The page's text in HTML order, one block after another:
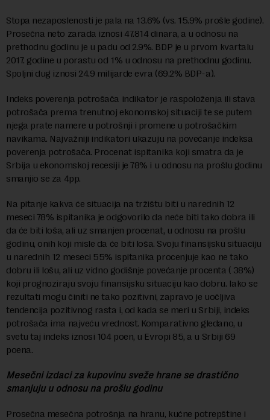
Stopa nezaposlenosti je pala na 13.6% (vs. 15.9% prošle godine).
Prosečna neto zarada iznosi 47.814 dinara, a u odnosu na
prethodnu godinu je u padu od 2.9%. BDP je u prvom kvartalu
2017. godine u porastu od 1% u odnosu na prethodnu godinu.
Spoljni dug iznosi 24.9 milijarde evra (69.2% BDP-a).
Indeks poverenja potrošača indikator je raspoloženja ili stava
potrošača prema trenutnoj ekonomskoj situaciji te se putem
njega prate namere u potrošnji i promene u potrošačkim
navikama. Najvažniji indikatori ukazuju na povećanje indeksa
poverenja potrošača. Procenat ispitanika koji smatra da je
Srbija u ekonomskoj recesiji je 78% i u odnosu na prošlu godinu
smanjio se za 4pp.
Na pitanje kakva će situacija na tržištu biti u narednih 12
meseci 78% ispitanika je odgovorilo da neće biti tako dobra ili
da će biti loša, ali uz smanjen procenat, u odnosu na prošlu
godinu, onih koji misle da će biti loša. Svoju finansijsku situaciju
u narednih 12 meseci 55% ispitanika procenjuje kao ne tako
dobru ili lošu, ali uz vidno godišnje povećanje procenta ( 38%)
koji prognoziraju svoju finansijsku situaciju kao dobru. Iako se
rezultati mogu činiti ne tako pozitivni, zapravo je uočljiva
tendencija pozitivnog rasta i, od kada se meri u Srbiji, indeks
potrošača ima najveću vrednost. Komparativno gledano, u
svetu taj indeks iznosi 104 poen, u Evropi 85, a u Srbiji 69
poena.
Mesečni izdaci za kupovinu sveže hrane se drastično
smanjuju u odnosu na prošlu godinu
Prosečna mesečna potrošnja na hranu, kućne potrepštine i